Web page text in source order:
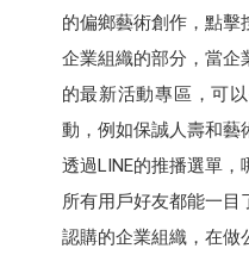
的偏鄉藝術創作，點擊
企業組織的部分，當企
的最新活動專區，可
動，例如保誠人壽和藝
透過LINE的推播選單，
所有用戶好友都能一目
認購的企業組織，在做